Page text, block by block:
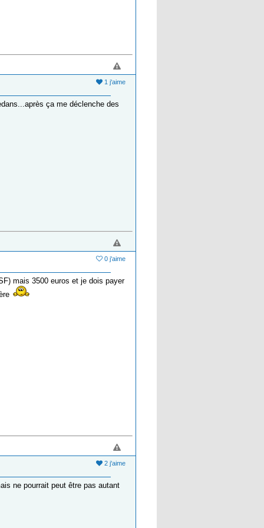
1 j'aime
ça me déclenche des
0 j'aime
mais 3500 euros et je dois payer
2 j'aime
ne pourrait peut être pas autant